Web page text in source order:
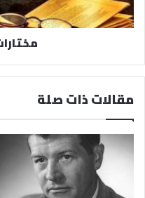
مقالات ذات صلة